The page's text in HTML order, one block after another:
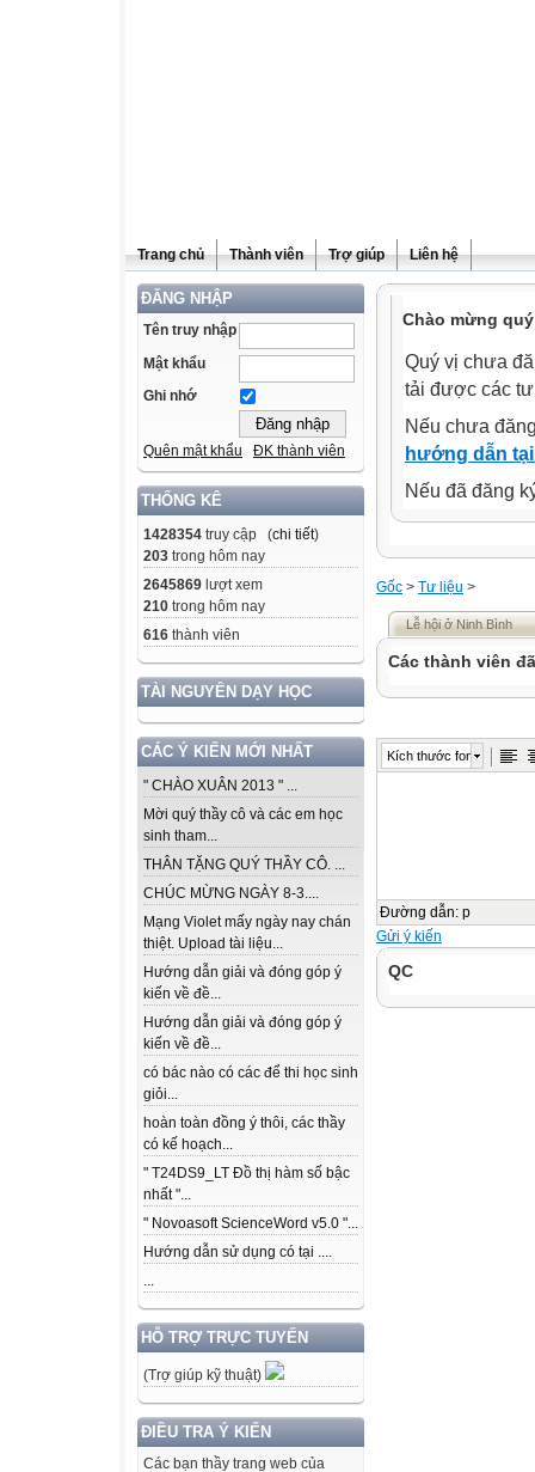
Trang chủ Thành viên Trợ giúp Liên hệ
ĐĂNG NHẬP
Tên truy nhập
Mật khẩu
Ghi nhớ
Quên mật khẩu ĐK thành viên
THỐNG KÊ
1428354 truy cập (chi tiết)
203 trong hôm nay
2645869 lượt xem
210 trong hôm nay
616 thành viên
TÀI NGUYÊN DẠY HỌC
CÁC Ý KIẾN MỚI NHẤT
" CHÀO XUÂN 2013 " ...
Mời quý thầy cô và các em học
sinh tham...
THÂN TẶNG QUÝ THẦY CÔ. ...
CHÚC MỪNG NGÀY 8-3....
Mạng Violet mấy ngày nay chán
thiệt. Upload tài liệu...
Hướng dẫn giải và đóng góp ý
kiến về đề...
Hướng dẫn giải và đóng góp ý
kiến về đề...
có bác nào có các để thi học sinh
giỏi...
hoàn toàn đồng ý thôi, các thầy
có kế hoạch...
" T24DS9_LT Đồ thị hàm số bậc
nhất "...
" Novoasoft ScienceWord v5.0 "...
Hướng dẫn sử dụng có tại ....
...
HỖ TRỢ TRỰC TUYẾN
(Trợ giúp kỹ thuật)
ĐIỀU TRA Ý KIẾN
Các bạn thầy trang web của
Chào mừng
Quý vị chưa
tải được các
Nếu chưa
hướng dẫn
Nếu đã đăng
Gốc > Tư liệu >
Lễ hội ở Ninh Bình
Các thành viên
Kích thước font
Đường dẫn: p
Gửi ý kiến
QC